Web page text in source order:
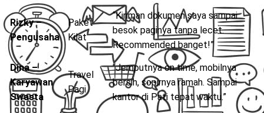
Rizky –
Pengusaha
Paket
Kilat
“Kiriman dokumen saya sampai
besok paginya tanpa lecet.
Recommended banget!”
Dina –
Karyawan
Swasta
Travel
Pagi
“Jemputnya on time, mobilnya
bersih, sopirnya ramah. Sampai
kantor di Pati tepat waktu.”